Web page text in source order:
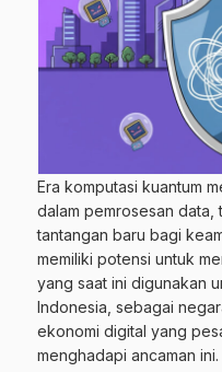
Era komputasi kuantum
dalam pemrosesan data,
tantangan baru bagi
memiliki potensi untuk
yang saat ini digunakan
Indonesia, sebagai
ekonomi digital yang
menghadapi ancaman ini.